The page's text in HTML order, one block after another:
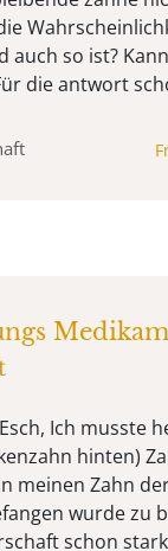
auch so ist?
die antwort
Ich musste
hinten)
meinen Zahn
wurde zu
schon